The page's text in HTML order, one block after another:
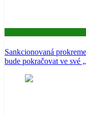
Sankcionovaná
bude pokračovat ve své